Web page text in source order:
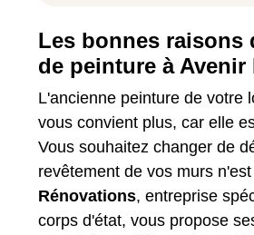
Les bonnes raisons
de peinture à
L'ancienne peinture de votre
vous convient plus, car elle
Vous souhaitez changer de
revêtement de vos murs
Rénovations, entreprise
corps d'état, vous propose